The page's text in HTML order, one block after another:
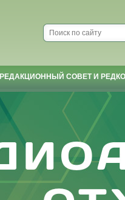
РЕДАКЦИОННЫЙ СОВЕТ И